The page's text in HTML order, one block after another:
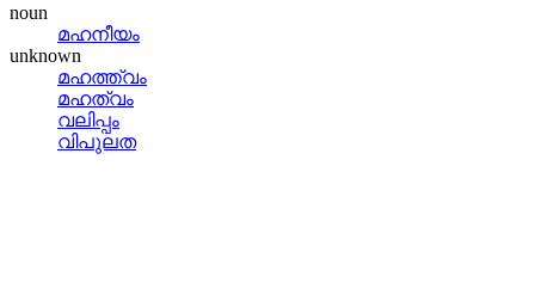
noun
മഹനീയം
unknown
മഹത്ത്വം
മഹത്വം
വലിപ്പം
വിപുലത